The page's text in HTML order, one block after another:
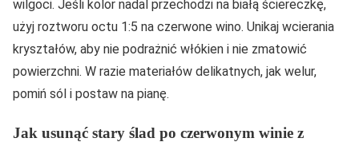
wilgoci. Jeśli kolor nadal przechodzi na białą ściereczkę,
użyj roztworu octu 1:5 na czerwone wino. Unikaj wcierania
kryształów, aby nie podrażnić włókien i nie zmatowić
powierzchni. W razie materiałów delikatnych, jak welur,
pomiń sól i postaw na pianę.
Jak usunąć stary ślad po czerwonym winie z